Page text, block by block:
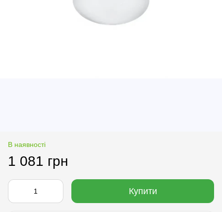
В наявності
1 081 грн
Купити